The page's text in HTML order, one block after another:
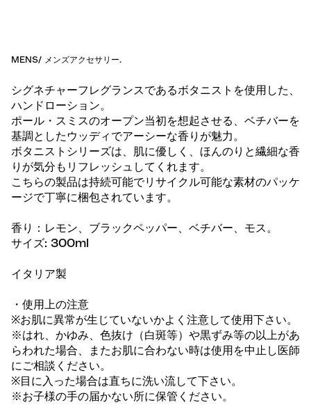
MENS/ メンズアクセサリー.
シグネチャーフレグランスであるボタニストを使用した、
ハンドローション。
ポール・スミスのオープン当初を想起させる、ベチバーを
基調としたウッディでアーシーな香りが魅力。
ボタニストシリーズは、肌に優しく、ほんのりと繊細な香
りが気分もリフレッシュしてくれます。
こちらの製品は持続可能でリサイクル可能な素材のパッケ
ージで丁寧に梱包されています。
香り：レモン、ブラックペッパー、ベチバー、モス。
サイズ: 300ml
イタリア製
・使用上の注意
※お肌に異常が生じていないかよく注意して使用下さい。
※はれ、かゆみ、色抜け（白斑等）や黒ずみ等の以上があ
らわれた場合、またお肌に合わない時は使用を中止し医師
にご相談ください。
※目に入った場合は直ちに洗い流して下さい。
※お子様の手の届かない所に保管ください。